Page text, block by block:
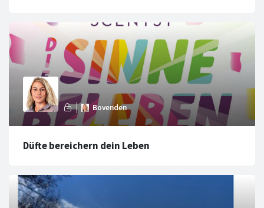
Düfte bereichern dein Leben